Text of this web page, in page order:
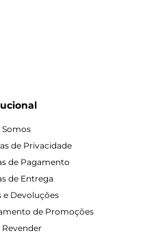
de Privacidade
de Pagamento
de Entrega
e Devoluções
de Promoções